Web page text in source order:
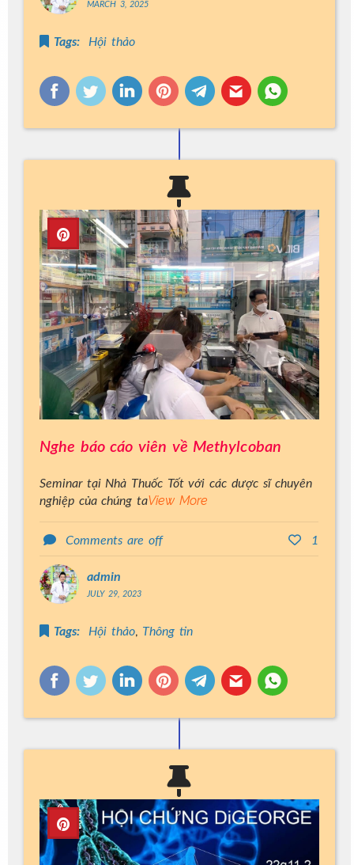
MARCH 3, 2025
Tags: Hội thảo
Nghe báo cáo viên về Methylcoban
Seminar tại Nhà Thuốc Tốt với các dược sĩ chuyên
nghiệp của chúng taView More
Comments are off 1
admin
JULY 29, 2023
Tags: Hội thảo, Thông tin